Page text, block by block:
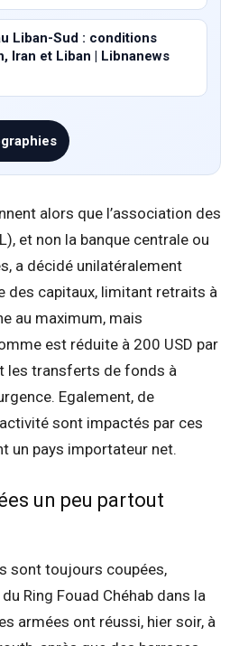
Liban-Sud : conditions
Iran et Liban | Libnanews
alors que l’association des
et non la banque centrale ou
a décidé unilatéralement
des capitaux, limitant retraits à
au maximum, mais
est réduite à 200 USD par
les transferts de fonds à
Egalement, de
sont impactés par ces
un pays importateur net.
un peu partout
sont toujours coupées,
Ring Fouad Chéhab dans la
armées ont réussi, hier soir, à